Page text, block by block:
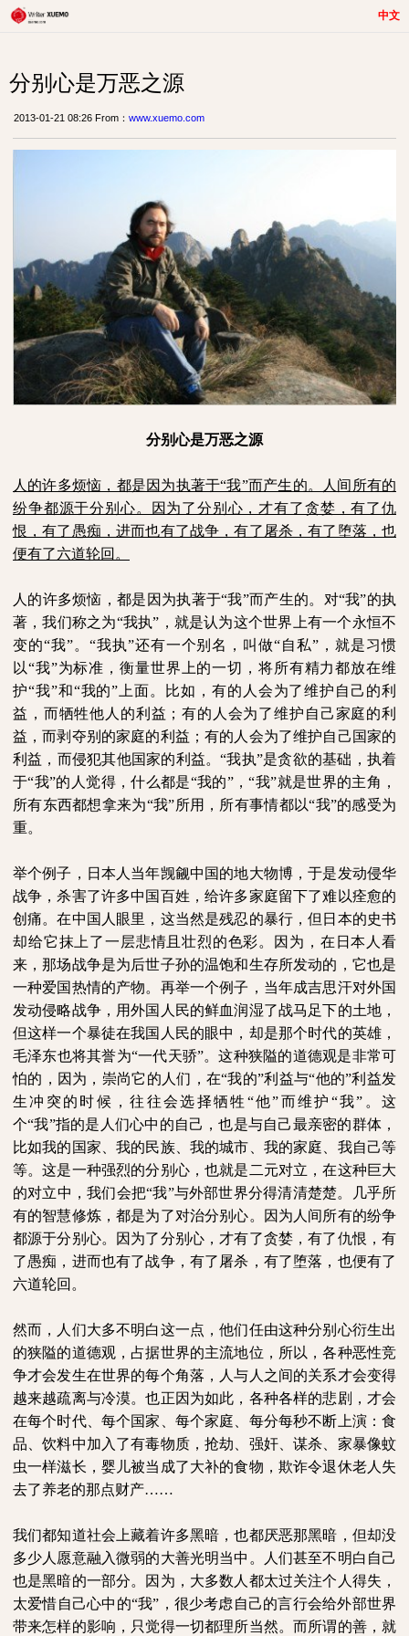
中文
分别心是万恶之源
2013-01-21 08:26 From： www.xuemo.com
分别心是万恶之源
人的许多烦恼，都是因为执著于“我”而产生的。人间所有的
纷争都源于分别心。因为了分别心，才有了贪婪，有了仇
恨，有了愚痴，进而也有了战争，有了屠杀，有了堕落，也
便有了六道轮回。
人的许多烦恼，都是因为执著于“我”而产生的。对“我”的执
著，我们称之为“我执”，就是认为这个世界上有一个永恒不
变的“我”。“我执”还有一个别名，叫做“自私”，就是习惯
以“我”为标准，衡量世界上的一切，将所有精力都放在维
护“我”和“我的”上面。比如，有的人会为了维护自己的利
益，而牺牲他人的利益；有的人会为了维护自己家庭的利
益，而剥夺别的家庭的利益；有的人会为了维护自己国家的
利益，而侵犯其他国家的利益。“我执”是贪欲的基础，执着
于“我”的人觉得，什么都是“我的”，“我”就是世界的主角，
所有东西都想拿来为“我”所用，所有事情都以“我”的感受为
重。
举个例子，日本人当年觊觎中国的地大物博，于是发动侵华
战争，杀害了许多中国百姓，给许多家庭留下了难以痊愈的
创痛。在中国人眼里，这当然是残忍的暴行，但日本的史书
却给它抹上了一层悲情且壮烈的色彩。因为，在日本人看
来，那场战争是为后世子孙的温饱和生存所发动的，它也是
一种爱国热情的产物。再举一个例子，当年成吉思汗对外国
发动侵略战争，用外国人民的鲜血润湿了战马足下的土地，
但这样一个暴徒在我国人民的眼中，却是那个时代的英雄，
毛泽东也将其誉为“一代天骄”。这种狭隘的道德观是非常可
怕的，因为，崇尚它的人们，在“我的”利益与“他的”利益发
生冲突的时候，往往会选择牺牲“他”而维护“我”。这
个“我”指的是人们心中的自己，也是与自己最亲密的群体，
比如我的国家、我的民族、我的城市、我的家庭、我自己等
等。这是一种强烈的分别心，也就是二元对立，在这种巨大
的对立中，我们会把“我”与外部世界分得清清楚楚。几乎所
有的智慧修炼，都是为了对治分别心。因为人间所有的纷争
都源于分别心。因为了分别心，才有了贪婪，有了仇恨，有
了愚痴，进而也有了战争，有了屠杀，有了堕落，也便有了
六道轮回。
然而，人们大多不明白这一点，他们任由这种分别心衍生出
的狭隘的道德观，占据世界的主流地位，所以，各种恶性竞
争才会发生在世界的每个角落，人与人之间的关系才会变得
越来越疏离与冷漠。也正因为如此，各种各样的悲剧，才会
在每个时代、每个国家、每个家庭、每分每秒不断上演：食
品、饮料中加入了有毒物质，抢劫、强奸、谋杀、家暴像蚊
虫一样滋长，婴儿被当成了大补的食物，欺诈令退休老人失
去了养老的那点财产……
我们都知道社会上藏着许多黑暗，也都厌恶那黑暗，但却没
多少人愿意融入微弱的大善光明当中。人们甚至不明白自己
也是黑暗的一部分。因为，大多数人都太过关注个人得失，
太爱惜自己心中的“我”，很少考虑自己的言行会给外部世界
带来怎样的影响，只觉得一切都理所当然。而所谓的善，就